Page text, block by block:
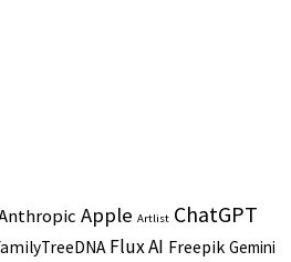
Apple Artlist ChatGPT
Flux AI Freepik Gemini